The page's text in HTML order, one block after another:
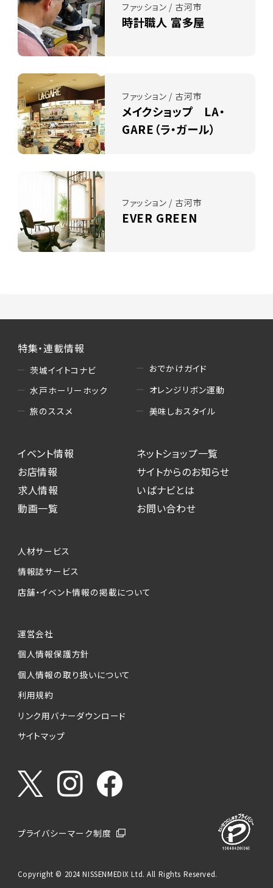
ファッション / 古河市
時計職人 富多屋
ファッション / 古河市
メイクショップ LA・
GARE（ラ・ガール）
ファッション / 古河市
EVER GREEN
特集・連載情報
茨城イイトコナビ
水戸ホーリーホック
旅のススメ
おでかけガイド
オレンジリボン運動
美味しおスタイル
イベント情報
お店情報
求人情報
動画一覧
ネットショップ一覧
サイトからのお知らせ
いばナビとは
お問い合わせ
人材サービス
情報誌サービス
店舗・イベント情報の掲載について
運営会社
個人情報保護方針
個人情報の取り扱いについて
利用規約
リンク用バナーダウンロード
サイトマップ
プライバシーマーク制度
Copyright © 2024 NISSENMEDIX Ltd. All Rights Reserved.